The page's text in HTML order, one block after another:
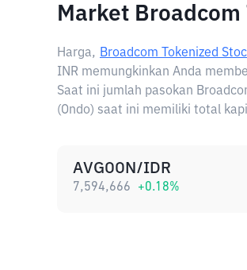
Market Broadcom
Harga, Broadcom Tokenized
INR memungkinkan Anda
Saat ini jumlah pasokan
(Ondo) saat ini memiliki total
AVGOON/IDR
7,594,666 +0.18%